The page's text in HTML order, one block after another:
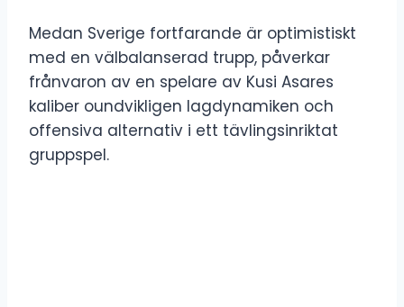
Medan Sverige fortfarande är optimistiskt
med en välbalanserad trupp, påverkar
frånvaron av en spelare av Kusi Asares
kaliber oundvikligen lagdynamiken och
offensiva alternativ i ett tävlingsinriktat
gruppspel.